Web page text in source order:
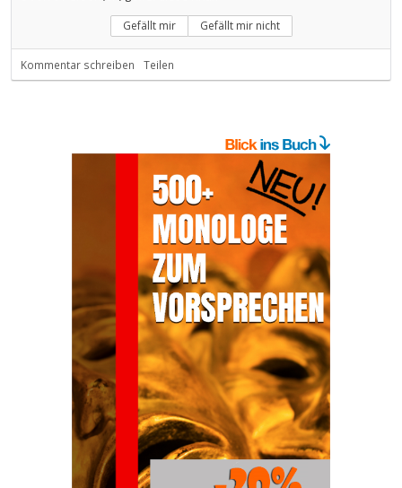
Gefällt mir Gefällt mir nicht
Kommentar schreiben Teilen